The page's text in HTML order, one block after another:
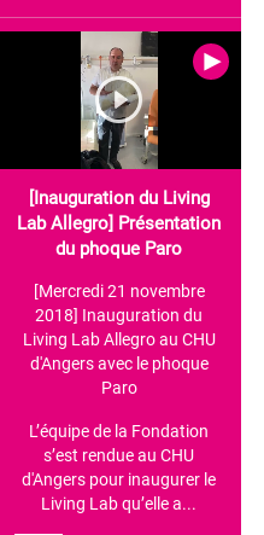
[Inauguration du Living
Lab Allegro] Présentation
du phoque Paro
[Mercredi 21 novembre
2018] Inauguration du
Living Lab Allegro au CHU
d'Angers avec le phoque
Paro
L’équipe de la Fondation
s’est rendue au CHU
d'Angers pour inaugurer le
Living Lab qu’elle a...